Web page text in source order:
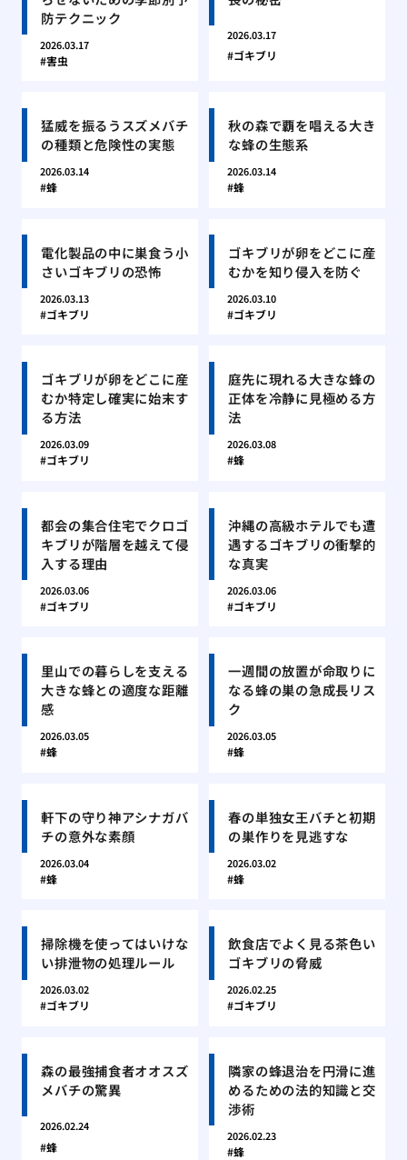
防テクニック
2026.03.17
害虫
2026.03.17
ゴキブリ
猛威を振るうスズメバチ
の種類と危険性の実態
2026.03.14
蜂
秋の森で覇を唱える大き
な蜂の生態系
2026.03.14
蜂
電化製品の中に巣食う小
さいゴキブリの恐怖
2026.03.13
ゴキブリ
ゴキブリが卵をどこに産
むかを知り侵入を防ぐ
2026.03.10
ゴキブリ
ゴキブリが卵をどこに産
むか特定し確実に始末す
る方法
2026.03.09
ゴキブリ
庭先に現れる大きな蜂の
正体を冷静に見極める方
法
2026.03.08
蜂
都会の集合住宅でクロゴ
キブリが階層を越えて侵
入する理由
2026.03.06
ゴキブリ
沖縄の高級ホテルでも遭
遇するゴキブリの衝撃的
な真実
2026.03.06
ゴキブリ
里山での暮らしを支える
大きな蜂との適度な距離
感
2026.03.05
蜂
一週間の放置が命取りに
なる蜂の巣の急成長リス
ク
2026.03.05
蜂
軒下の守り神アシナガバ
チの意外な素顔
2026.03.04
蜂
春の単独女王バチと初期
の巣作りを見逃すな
2026.03.02
蜂
掃除機を使ってはいけな
い排泄物の処理ルール
2026.03.02
ゴキブリ
飲食店でよく見る茶色い
ゴキブリの脅威
2026.02.25
ゴキブリ
森の最強捕食者オオスズ
メバチの驚異
2026.02.24
蜂
隣家の蜂退治を円滑に進
めるための法的知識と交
渉術
2026.02.23
蜂